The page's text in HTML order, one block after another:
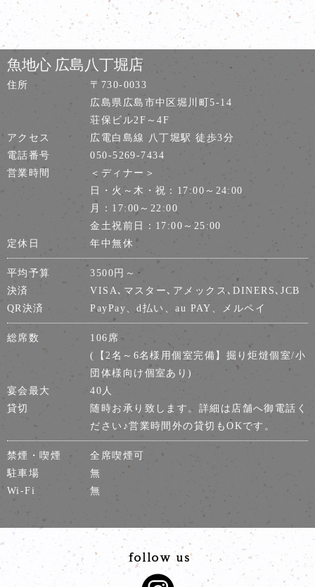
魚地心 広島八丁堀店
住所
〒730-0033
広島県広島市中区堀川町5-14
荘保ビル2F～4F
アクセス
広電白島線 八丁堀駅 徒歩3分
電話番号
050-5269-7434
営業時間
＜ディナー＞
日・火～木・祝：17:00～24:00
月：17:00～22:00
金土祝前日：17:00～25:00
定休日
年中無休
平均予算
3500円～
決済
VISA､マスター､アメックス､DINERS､JCB
QR決済
PayPay、d払い、au PAY、メルペイ
総席数
106席
(【2名～6名様用個室完備】掘り炬燵個室/小
団体様向け個室あり)
宴会最大
40人
貸切
随時お承り致します。詳細は店舗へ御電話く
ださい♪営業時間外の貸切もOKです。
禁煙・喫煙
全席喫煙可
駐車場
無
Wi-Fi
無